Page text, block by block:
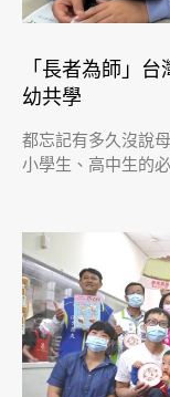
「長者為師」
幼共學
都忘記有多久沒說
小學生、高中生的